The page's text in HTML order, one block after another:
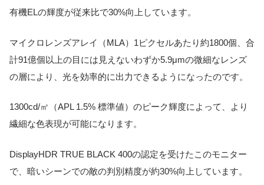
有機ELの輝度が従来比で30%向上しています。
マイクロレンズアレイ（MLA）1ピクセルあたり約1800個、合
計91億個以上の目には見えないわずか5.9μmの微細なレンズ
の層により、光を効率的に出力できるようになったのです。
1300cd/㎡（APL 1.5% 標準値）のピーク輝度によって、より
繊細な色表現が可能になります。
DisplayHDR TRUE BLACK 400の認定を受けたこのモニター
で、暗いシーンでの敵の判別精度が約30%向上しています。